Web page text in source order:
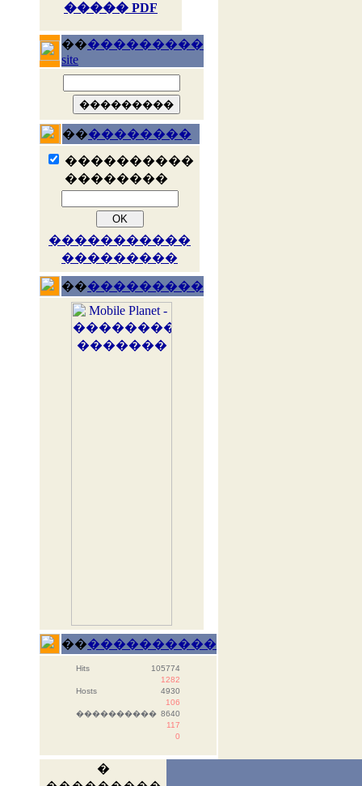
����� PDF
�����������
site
����������
����������
��������
�����������
���������
�����������
������������
Hits
105774
1282
Hosts
4930
106
���������� 8640
117
0
�